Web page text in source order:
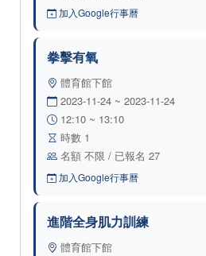
加入Google行事曆
拳擊有氧
體育館下館
2023-11-24 ~ 2023-11-24
12:10 ~ 13:10
時數 1
名額 不限 / 已報名 27
加入Google行事曆
進階全身肌力訓練
體育館下館